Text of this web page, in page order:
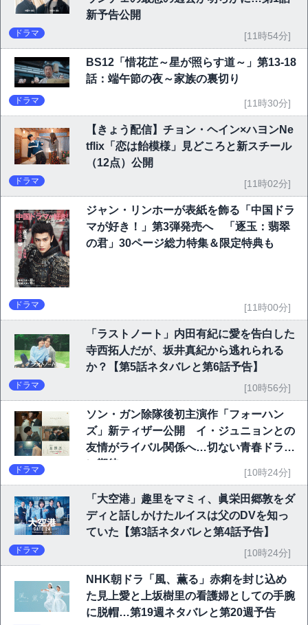
新予告公開
ドラマ [11時54分]
BS12「惜花芷～星が照らす道～」第13-18
話：端午節の夜～家族の裏切り
ドラマ [11時30分]
【きょう配信】チョン・ヘイン×ハヨンNe
tflix「恋は飴模様」見どころと新スチール
（12点）公開
ドラマ [11時02分]
ジャン・リンホーが表紙を飾る「中国ドラ
マが好き！」第3弾発売へ 「逐玉：翡翠
の君」30ページ総力特集＆限定特典も
ドラマ [11時00分]
「ラストノート」内田有紀に愛を告白した
寺西拓人だが、坂井真紀から逃れられる
か？【第5話ネタバレと第6話予告】
ドラマ [10時56分]
ソン・ガン除隊後初主演作「フォーハン
ズ」新ティザー公開 イ・ジュニョンとの
友情がライバル関係へ…切ない青春ドラマ
に期待
ドラマ [10時24分]
「大空港」趣里をマミィ、眞栄田郷敦をダ
ディと話しかけたルイスは父のDVを知っ
ていた【第3話ネタバレと第4話予告】
ドラマ [10時24分]
NHK朝ドラ「風、薫る」赤痢を封じ込め
た見上愛と上坂樹里の看護婦としての手腕
に脱帽…第19週ネタバレと第20週予告